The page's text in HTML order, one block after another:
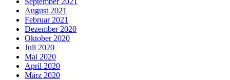
August 2021
Februar 2021
Dezember 2020
Oktober 2020
Juli 2020
Mai 2020
April 2020
März 2020